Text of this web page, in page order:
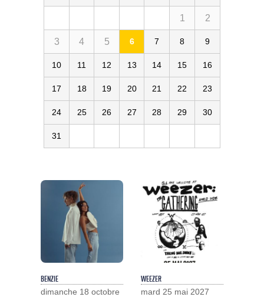
1 2
3 4 5 6 7 8 9
10 11 12 13 14 15 16
17 18 19 20 21 22 23
24 25 26 27 28 29 30
31
BENZIE
dimanche 18 octobre
WEEZER
mard 25 mai 2027